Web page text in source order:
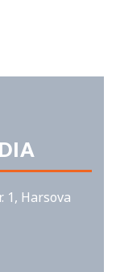
1, Harsova